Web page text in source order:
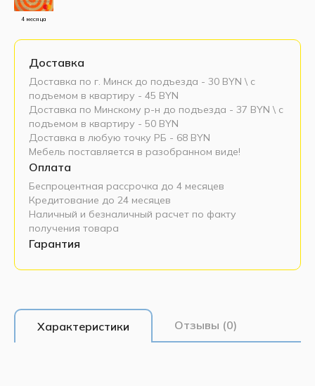
4 месяца
Доставка
Доставка по г. Минск до подъезда - 30 BYN \ c
подъемом в квартиру - 45 BYN
Доставка по Минскому р-н до подъезда - 37 BYN \ c
подъемом в квартиру - 50 BYN
Доставка в любую точку РБ - 68 BYN
Мебель поставляется в разобранном виде!
Оплата
Беспроцентная рассрочка до 4 месяцев
Кредитование до 24 месяцев
Наличный и безналичный расчет по факту
получения товара
Гарантия
Характеристики Отзывы (0)